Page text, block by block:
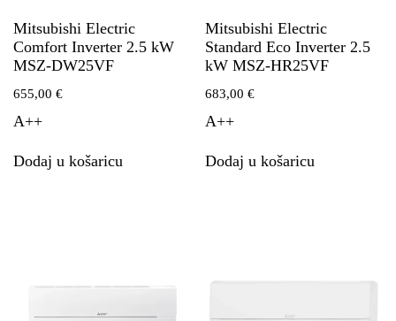
Mitsubishi Electric
Comfort Inverter 2.5 kW
MSZ-DW25VF
655,00 €
A++
Dodaj u košaricu
Mitsubishi Electric
Standard Eco Inverter 2.5
kW MSZ-HR25VF
683,00€
A++
Dodaj u košaricu